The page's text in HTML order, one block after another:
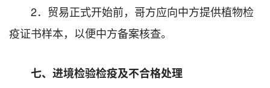
2．贸易正式开始前，哥方应向中方提供植物检
疫证书样本，以便中方备案核查。
七、进境检验检疫及不合格处理